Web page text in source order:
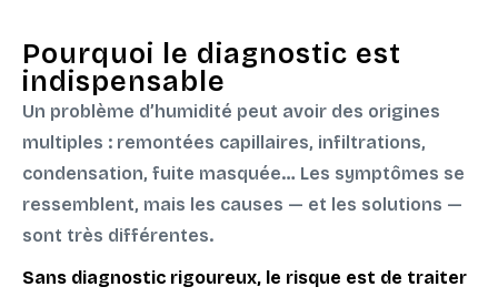
Pourquoi le diagnostic est
indispensable
Un problème d’humidité peut avoir des origines
multiples : remontées capillaires, infiltrations,
condensation, fuite masquée… Les symptômes se
ressemblent, mais les causes — et les solutions —
sont très différentes.
Sans diagnostic rigoureux, le risque est de traiter